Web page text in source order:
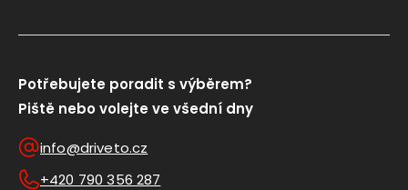
Potřebujete poradit s výběrem?
Piště nebo volejte ve všední dny
info@driveto.cz
+420 790 356 287